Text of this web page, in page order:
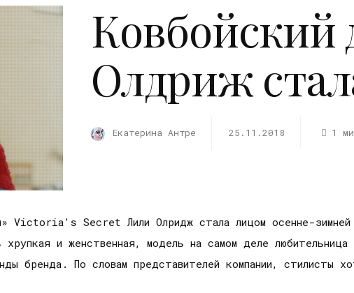
Ковбойский
Олдриж
Екатерина Антре 25.11.2018 1
Victoria’s Secret Лили Олридж стала лицом осенне-
и женственная, модель на самом деле любительница
бренда. По словам представителей компании, стилисты